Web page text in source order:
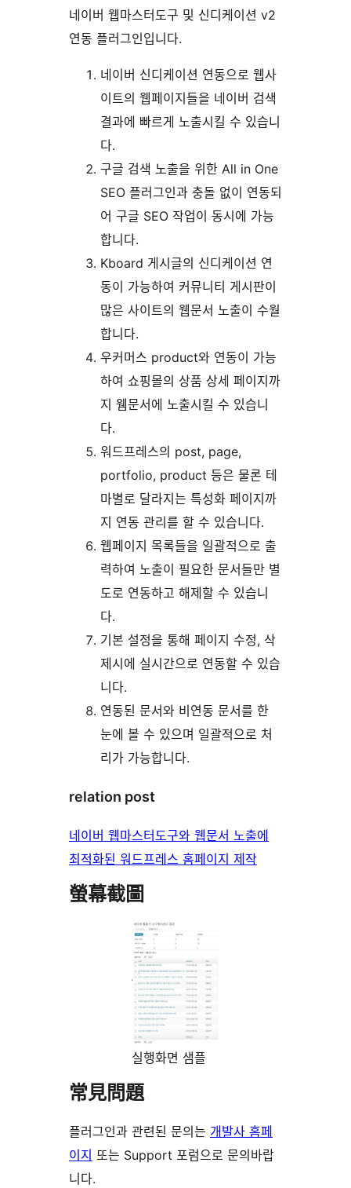
네이버 웹마스터도구 및 신디케이션 v2
연동 플러그인입니다.
네이버 신디케이션 연동으로 웹사
이트의 웹페이지들을 네이버 검색
결과에 빠르게 노출시킬 수 있습니
다.
구글 검색 노출을 위한 All in One
SEO 플러그인과 충돌 없이 연동되
어 구글 SEO 작업이 동시에 가능
합니다.
Kboard 게시글의 신디케이션 연
동이 가능하여 커뮤니티 게시판이
많은 사이트의 웹문서 노출이 수월
합니다.
우커머스 product와 연동이 가능
하여 쇼핑몰의 상품 상세 페이지까
지 웸문서에 노출시킬 수 있습니
다.
워드프레스의 post, page,
portfolio, product 등은 물론 테
마별로 달라지는 특성화 페이지까
지 연동 관리를 할 수 있습니다.
웹페이지 목록들을 일괄적으로 출
력하여 노출이 필요한 문서들만 별
도로 연동하고 해제할 수 있습니
다.
기본 설정을 통해 페이지 수정, 삭
제시에 실시간으로 연동할 수 있습
니다.
연동된 문서와 비연동 문서를 한
눈에 볼 수 있으며 일괄적으로 처
리가 가능합니다.
relation post
네이버 웹마스터도구와 웹문서 노출에
최적화된 워드프레스 홈페이지 제작
螢幕截圖
실행화면 샘플
常見問題
플러그인과 관련된 문의는 개발사 홈페
이지 또는 Support 포럼으로 문의바랍
니다.